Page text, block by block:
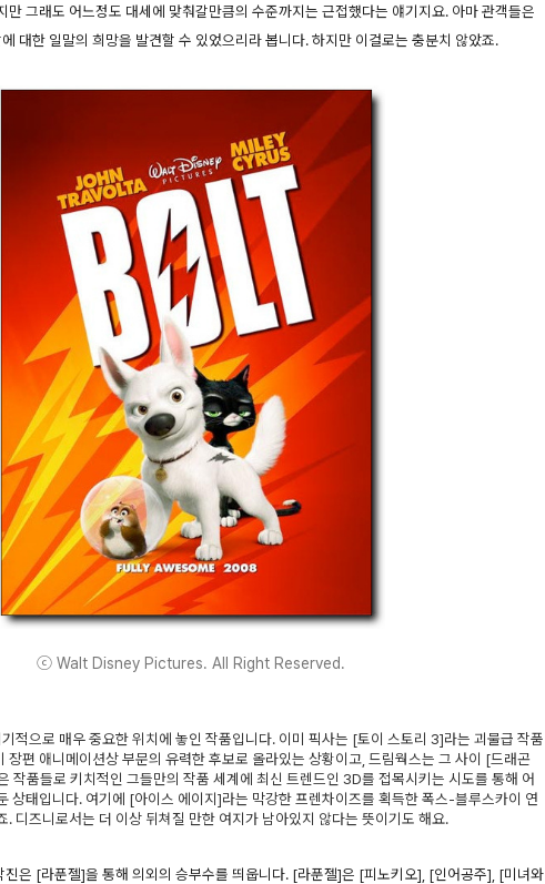
만 그래도 어느정도 대세에 맞춰갈만큼의 수준까지는 근접했다는 얘기지요. 아마 관객들은
대한 일말의 희망을 발견할 수 있었으리라 봅니다. 하지만 이걸로는 충분치 않았죠.
ⓒ Walt Disney Pictures. All Right Reserved.
적으로 매우 중요한 위치에 놓인 작품입니다. 이미 픽사는 [토이 스토리 3]라는 괴물급 작품
장편 애니메이션상 부문의 유력한 후보로 올라있는 상황이고, 드림웍스는 그 사이 [드래곤
작품들로 키치적인 그들만의 작품 세계에 최신 트렌드인 3D를 접목시키는 시도를 통해 어
상태입니다. 여기에 [아이스 에이지]라는 막강한 프렌차이즈를 획득한 폭스-블루스카이 연
. 디즈니로서는 더 이상 뒤쳐질 만한 여지가 남아있지 않다는 뜻이기도 해요.
진은 [라푼젤]을 통해 의외의 승부수를 띄웁니다. [라푼젤]은 [피노키오], [인어공주], [미녀와